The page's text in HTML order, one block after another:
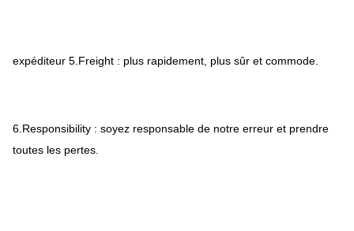
expéditeur 5.Freight : plus rapidement, plus sûr et commode.
6.Responsibility : soyez responsable de notre erreur et prendre
toutes les pertes.